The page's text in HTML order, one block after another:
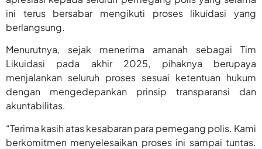
ini terus bersabar mengikuti proses likuidasi yang
berlangsung.
Menurutnya, sejak menerima amanah sebagai Tim
Likuidasi pada akhir 2025, pihaknya berupaya
menjalankan seluruh proses sesuai ketentuan hukum
dengan mengedepankan prinsip transparansi dan
akuntabilitas.
“Terima kasih atas kesabaran para pemegang polis. Kami
berkomitmen menyelesaikan proses ini sampai tuntas.